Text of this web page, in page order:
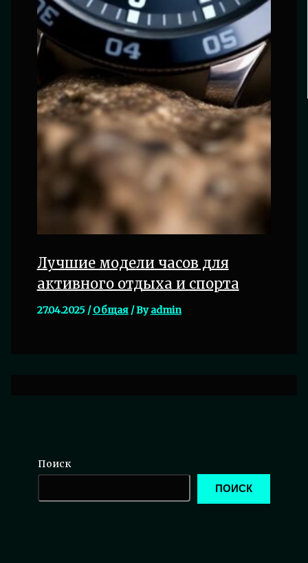
Лучшие модели часов для
активного отдыха и спорта
27.04.2025 /Общая/ Byadmin
Поиск
ПОИСК